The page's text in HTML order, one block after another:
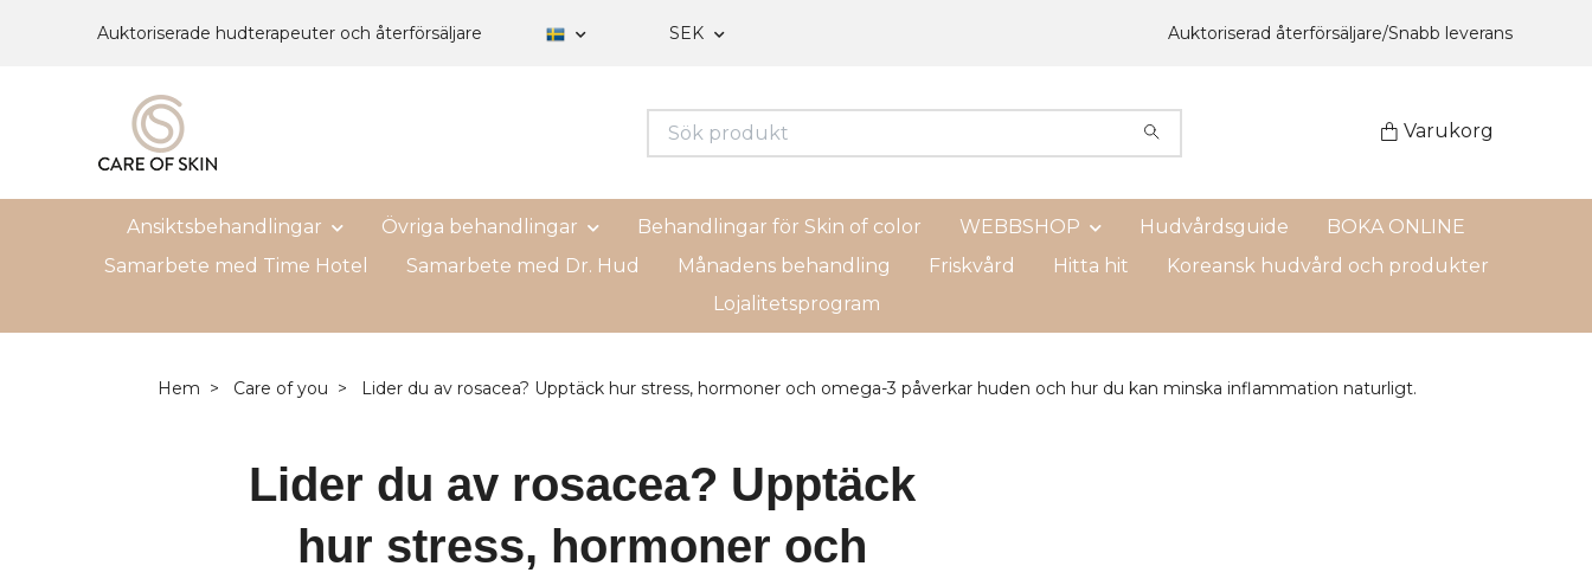
Auktoriserade hudterapeuter och återförsäljare SEK Auktoriserad återförsäljare/Snabb leverans
Varukorg
Ansiktsbehandlingar Övriga behandlingar Behandlingar för Skin of color WEBBSHOP Hudvårdsguide
BOKA ONLINE
Samarbete med Time Hotel
Samarbete med Dr. Hud Månadens behandling Friskvård Hitta hit
Koreansk hudvård och produkter
Lojalitetsprogram
Hem Care of you Lider du av rosacea? Upptäck hur stress, hormoner och omega-3 påverkar huden och hur du kan minska inflammation naturligt.
Lider du av rosacea? Upptäck
hur stress, hormoner och